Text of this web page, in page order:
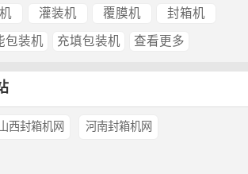
灌装机 覆膜机 封箱机
包装机 充填包装机 查看更多
西封箱机网 河南封箱机网